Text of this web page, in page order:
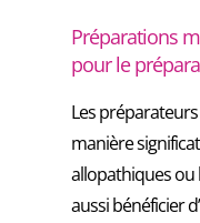
Préparations
pour le
Les
manière
allopathiques
aussi bénéficier